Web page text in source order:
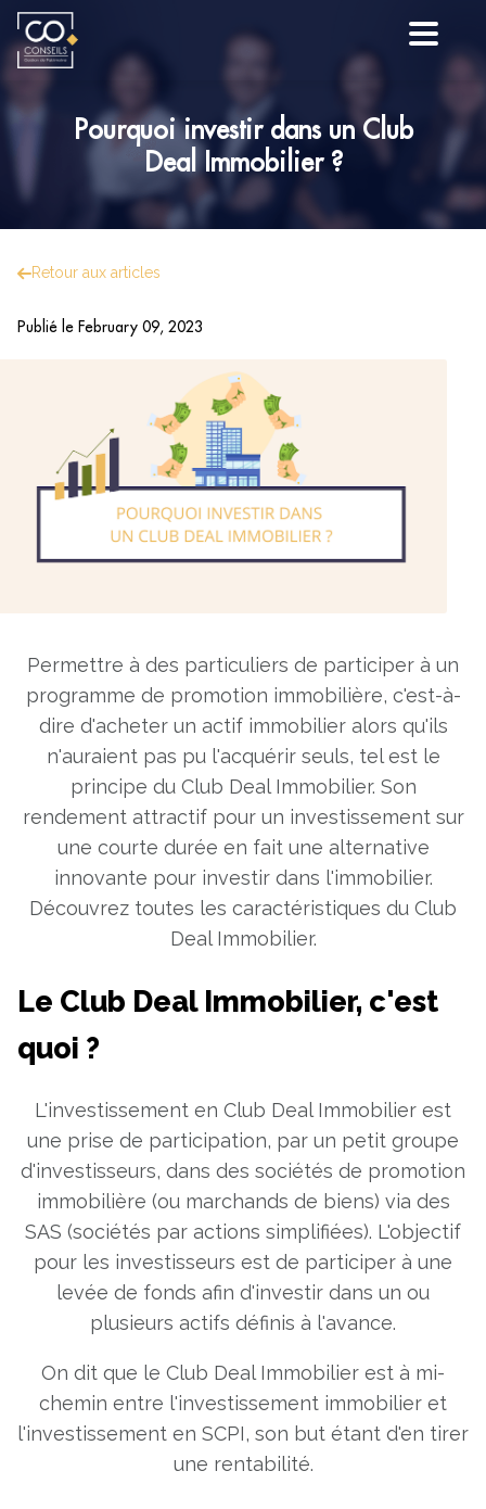
Pourquoi investir dans un Club
Deal Immobilier ?
Retour aux articles
Publié le February 09, 2023
Permettre à des particuliers de participer à un
programme de promotion immobilière, c'est-à-
dire d'acheter un actif immobilier alors qu'ils
n'auraient pas pu l'acquérir seuls, tel est le
principe du Club Deal Immobilier. Son
rendement attractif pour un investissement sur
une courte durée en fait une alternative
innovante pour investir dans l'immobilier.
Découvrez toutes les caractéristiques du Club
Deal Immobilier.
Le Club Deal Immobilier, c'est
quoi ?
L'investissement en Club Deal Immobilier est
une prise de participation, par un petit groupe
d'investisseurs, dans des sociétés de promotion
immobilière (ou marchands de biens) via des
SAS (sociétés par actions simplifiées). L'objectif
pour les investisseurs est de participer à une
levée de fonds afin d'investir dans un ou
plusieurs actifs définis à l'avance.
On dit que le Club Deal Immobilier est à mi-
chemin entre l'investissement immobilier et
l'investissement en SCPI, son but étant d'en tirer
une rentabilité.